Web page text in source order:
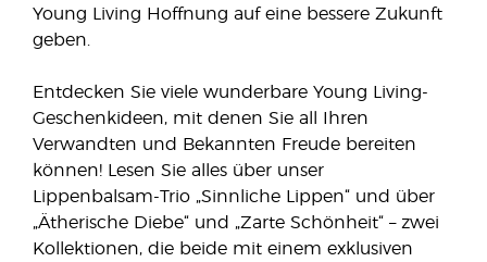
Young Living Hoffnung auf eine bessere Zukunft
geben.
Entdecken Sie viele wunderbare Young Living-
Geschenkideen, mit denen Sie all Ihren
Verwandten und Bekannten Freude bereiten
können! Lesen Sie alles über unser
Lippenbalsam-Trio „Sinnliche Lippen“ und über
„Ätherische Diebe“ und „Zarte Schönheit“ – zwei
Kollektionen, die beide mit einem exklusiven